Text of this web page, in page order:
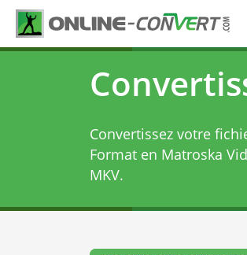
Convertissez votre
Format en Matroska
MKV.